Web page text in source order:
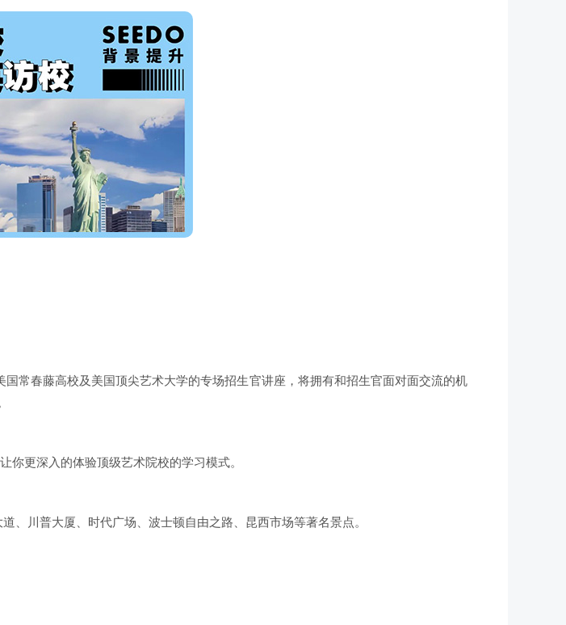
常春藤高校及美国顶尖艺术大学的专场招生官讲座，将拥有和招生官面对面交流的机
你更深入的体验顶级艺术院校的学习模式。
、川普大厦、时代广场、波士顿自由之路、昆西市场等著名景点。